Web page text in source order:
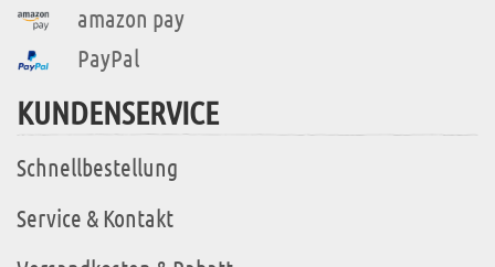
amazon pay
PayPal
KUNDENSERVICE
Schnellbestellung
Service & Kontakt